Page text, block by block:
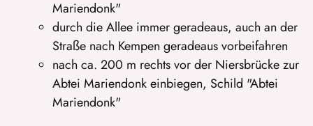
Mariendonk"
durch die Allee immer geradeaus, auch an der
Straße nach Kempen geradeaus vorbeifahren
nach ca. 200 m rechts vor der Niersbrücke zur
Abtei Mariendonk einbiegen, Schild "Abtei
Mariendonk"